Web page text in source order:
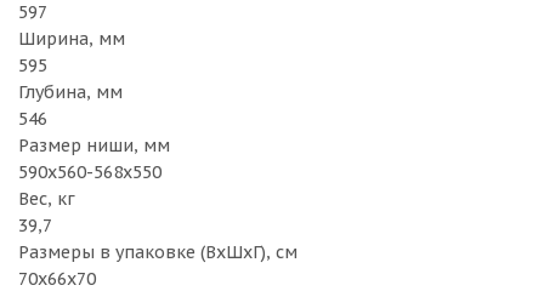
597
Ширина, мм
595
Глубина, мм
546
Размер ниши, мм
590х560-568х550
Вес, кг
39,7
Размеры в упаковке (ВхШхГ), см
70х66х70